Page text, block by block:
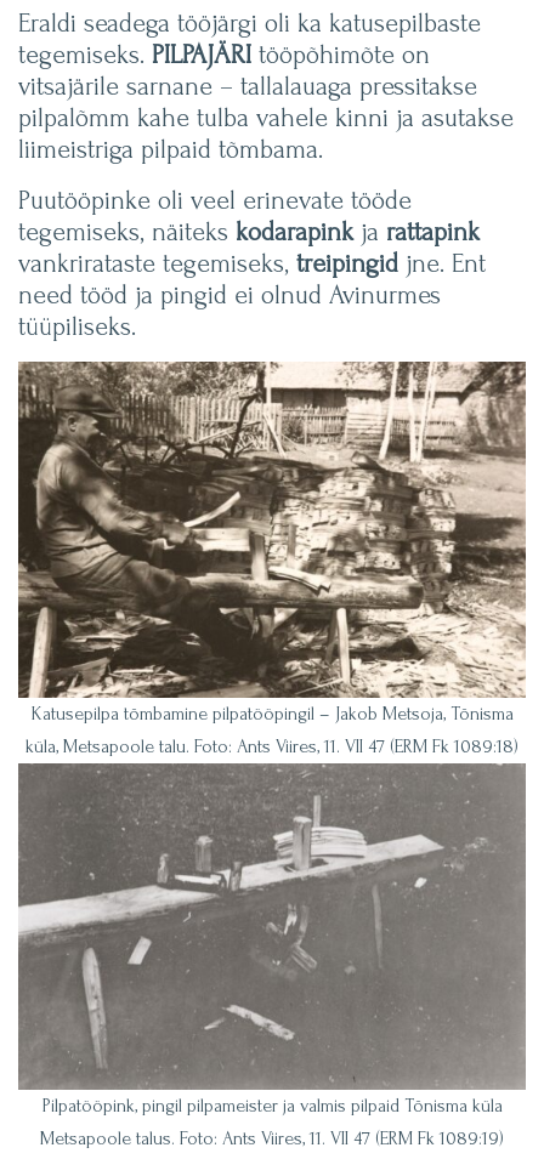
Eraldi seadega tööjärgi oli ka katusepilbaste
tegemiseks. PILPAJÄRI tööpõhimõte on
vitsajärile sarnane – tallalauaga pressitakse
pilpalõmm kahe tulba vahele kinni ja asutakse
liimeistriga pilpaid tõmbama.
Puutööpinke oli veel erinevate tööde
tegemiseks, näiteks kodarapinkja rattapink
vankrirataste tegemiseks, treipingid jne. Ent
need tööd ja pingid ei olnud Avinurmes
tüüpiliseks.
Katusepilpa tõmbamine pilpatööpingil – Jakob Metsoja, Tõnisma
küla, Metsapoole talu. Foto: Ants Viires, 11. VII 47 (ERM Fk 1089:18)
Pilpatööpink, pingil pilpameister ja valmis pilpaid Tõnisma küla
Metsapoole talus. Foto: Ants Viires, 11. VII 47 (ERM Fk 1089:19)